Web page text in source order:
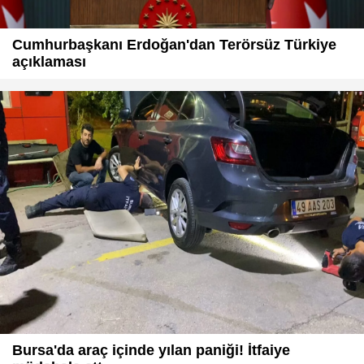
Cumhurbaşkanı Erdoğan'dan Terörsüz Türkiye
açıklaması
Bursa'da araç içinde yılan paniği! İtfaiye